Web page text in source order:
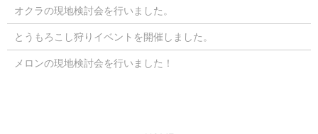
オクラの現地検討会を行いました。
とうもろこし狩りイベントを開催しました。
メロンの現地検討会を行いました！